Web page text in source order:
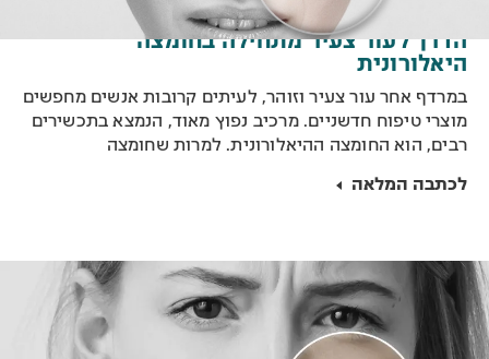
הדרך לעור צעיר מתחילה בחומצה
היאלורונית
במרדף אחר עור צעיר וזוהר, לעיתים קרובות אנשים מחפשים
מוצרי טיפוח חדשניים. מרכיב נפוץ מאוד, הנמצא בתכשירים
רבים, הוא החומצה ההיאלורונית. למרות שחומצה
זכתה לפופולריות רבה בזכות תכונות האנטי-אייג'ינג שלה
לכתבה המלאה